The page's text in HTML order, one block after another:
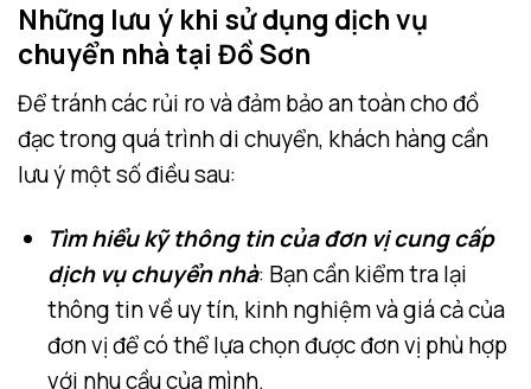
Những lưu ý khi sử dụng dịch vụ
chuyển nhà tại Đồ Sơn
Để tránh các rủi ro và đảm bảo an toàn cho đồ
đạc trong quá trình di chuyển, khách hàng cần
lưu ý một số điều sau:
Tìm hiểu kỹ thông tin của đơn vị cung cấp
dịch vụ chuyển nhà: Bạn cần kiểm tra lại
thông tin về uy tín, kinh nghiệm và giá cả của
đơn vị để có thể lựa chọn được đơn vị phù hợp
với nhu cầu của mình.